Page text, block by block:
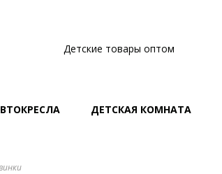
Детские товары оптом
ДЕТСКАЯ КОМНАТА